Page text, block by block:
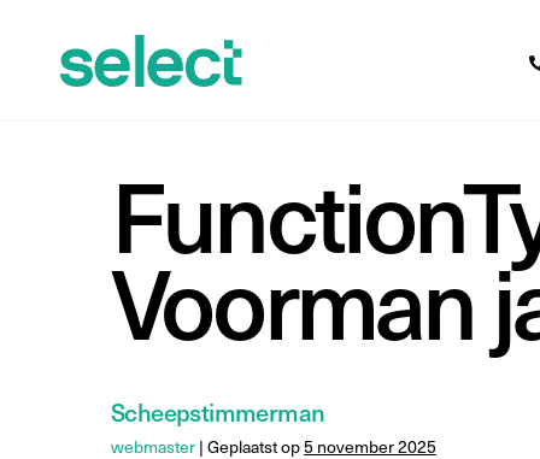
Voorman
Scheepstimmerman
webmaster | Geplaatst op5 november 2025